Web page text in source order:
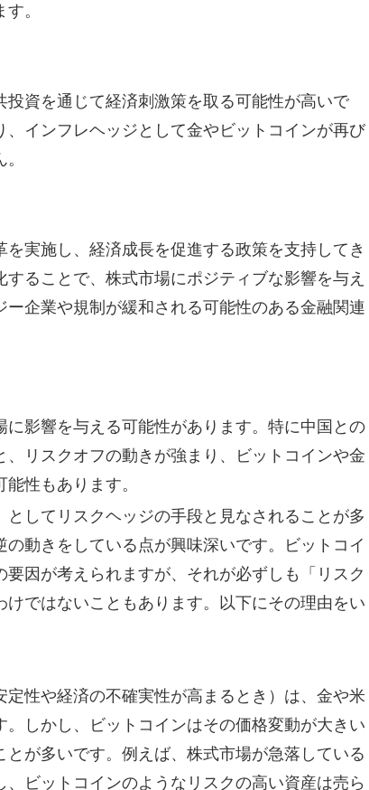
。
投資を通じて経済刺激策を取る可能性が高いで
インフレヘッジとして金やビットコインが再び
を実施し、経済成長を促進する政策を支持してき
ることで、株式市場にポジティブな影響を与え
企業や規制が緩和される可能性のある金融関連
に影響を与える可能性があります。特に中国との
リスクオフの動きが強まり、ビットコインや金
性もあります。
してリスクヘッジの手段と見なされることが多
動きをしている点が興味深いです。ビットコイ
因が考えられますが、それが必ずしも「リスク
ではないこともあります。以下にその理由をい
性や経済の不確実性が高まるとき）は、金や米
しかし、ビットコインはその価格変動が大きい
が多いです。例えば、株式市場が急落している
ビットコインのようなリスクの高い資産は売ら